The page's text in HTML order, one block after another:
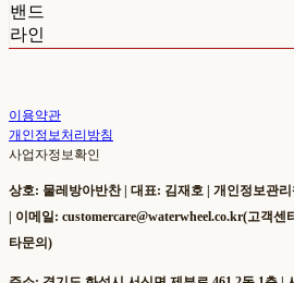
밴드
라인
이용약관
개인정보처리방침
사업자정보확인
상호: 물레방아반찬 | 대표: 김재호 | 개인정보관
| 이메일: customercare@waterwheel.co.kr(고객센
타문의)